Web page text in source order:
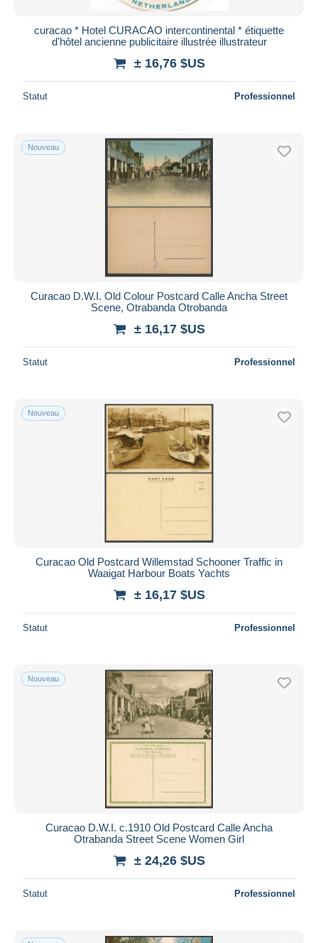
curacao * Hotel CURACAO intercontinental * étiquette
d'hôtel ancienne publicitaire illustrée illustrateur
± 16,76 $US
Statut Professionnel
Nouveau
Curacao D.W.I. Old Colour Postcard Calle Ancha Street
Scene, Otrabanda Otrobanda
± 16,17 $US
Statut Professionnel
Nouveau
Curacao Old Postcard Willemstad Schooner Traffic in
Waaigat Harbour Boats Yachts
± 16,17 $US
Statut Professionnel
Nouveau
Curacao D.W.I. c.1910 Old Postcard Calle Ancha
Otrabanda Street Scene Women Girl
± 24,26 $US
Statut Professionnel